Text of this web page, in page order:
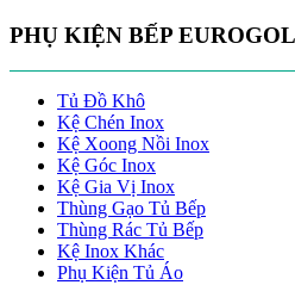
PHỤ KIỆN BẾP
Tủ Đồ Khô
Kệ Chén Inox
Kệ Xoong Nồi Inox
Kệ Góc Inox
Kệ Gia Vị Inox
Thùng Gạo Tủ Bếp
Thùng Rác Tủ Bếp
Kệ Inox Khác
Phụ Kiện Tủ Áo